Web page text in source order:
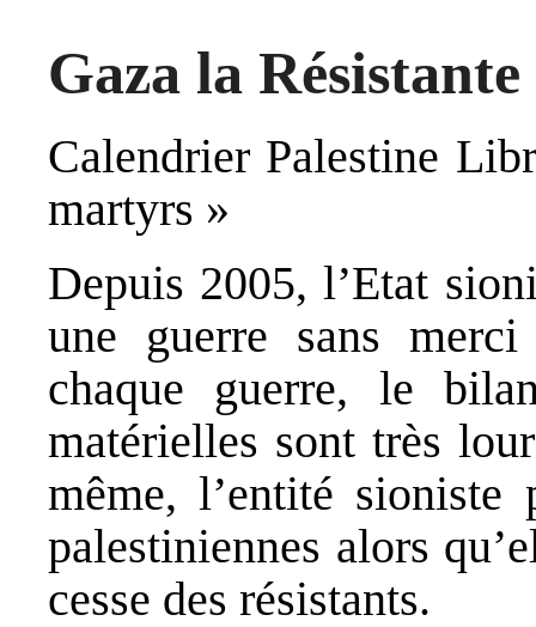
Gaza la Résistante
Calendrier Palestine
martyrs »
Depuis 2005, l’Etat
une guerre sans
chaque guerre, le
matérielles sont très
même, l’entité sioniste
palestiniennes alors
cesse des résistants.